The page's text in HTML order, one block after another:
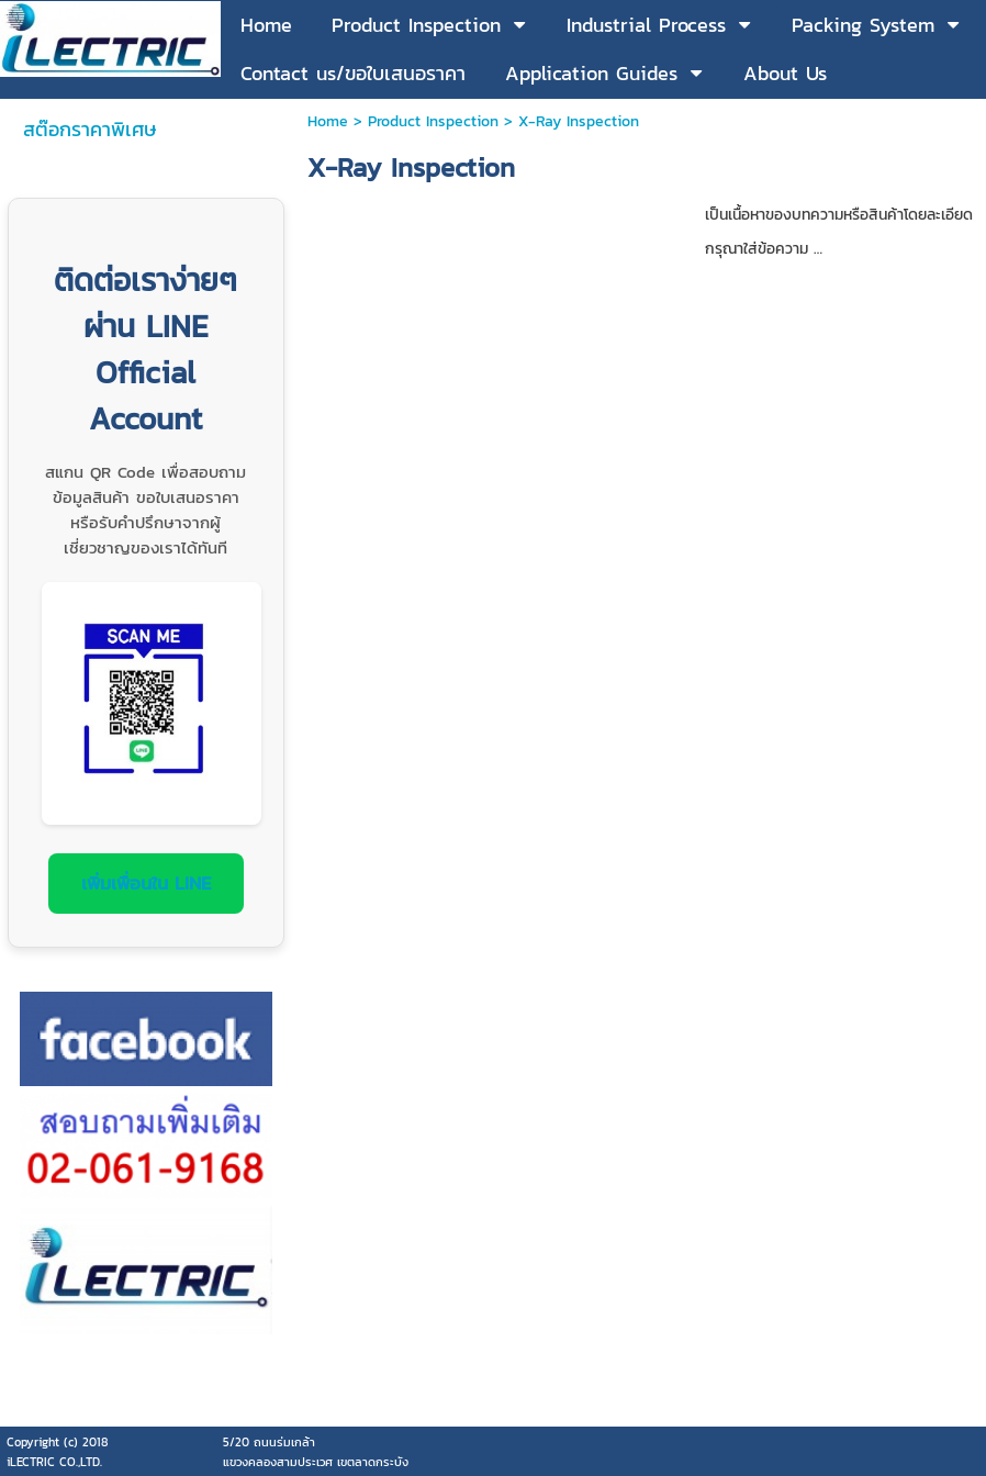
Home Product Inspection Industrial Process Packing System
Contact us/ขอใบเสนอราคา
Application Guides
About Us
สต๊อกราคาพิเศษ
ติดต่อเราง่ายๆ
ผ่าน LINE
Official
Account
สแกน QR Code เพื่อสอบถาม
ข้อมูลสินค้า ขอใบเสนอราคา
หรือรับคำปรึกษาจากผู้
เชี่ยวชาญของเราได้ทันที
เพิ่มเพื่อนใน LINE
Home > Product Inspection> X-Ray Inspection
X-Ray Inspection
เป็นเนื้อหาของบทความหรือสินค้าโดยละเอียด
กรุณาใส่ข้อความ …
Copyright (c) 2018
5/20 ถนนร่มเกล้า
iLECTRIC CO.,LTD.
แขวงคลองสามประเวศ เขตลาดกระบัง